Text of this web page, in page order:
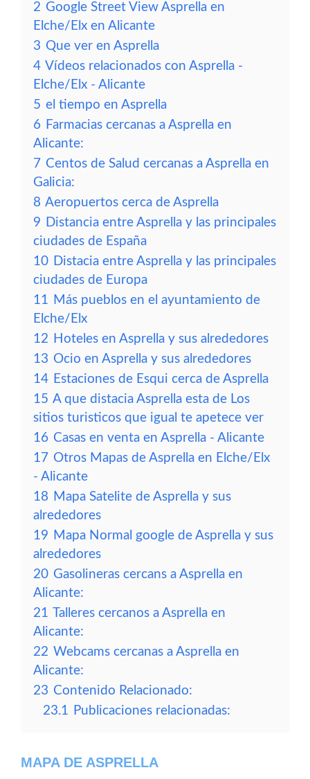
2 Google Street View Asprella en
Elche/Elx en Alicante
3 Que ver en Asprella
4 Vídeos relacionados con Asprella -
Elche/Elx - Alicante
5 el tiempo en Asprella
6 Farmacias cercanas a Asprella en
Alicante:
7 Centos de Salud cercanas a Asprella en
Galicia:
8 Aeropuertos cerca de Asprella
9 Distancia entre Asprella y las principales
ciudades de España
10 Distacia entre Asprella y las principales
ciudades de Europa
11 Más pueblos en el ayuntamiento de
Elche/Elx
12 Hoteles en Asprella y sus alrededores
13 Ocio en Asprella y sus alrededores
14 Estaciones de Esqui cerca de Asprella
15 A que distacia Asprella esta de Los
sitios turisticos que igual te apetece ver
16 Casas en venta en Asprella - Alicante
17 Otros Mapas de Asprella en Elche/Elx
- Alicante
18 Mapa Satelite de Asprella y sus
alrededores
19 Mapa Normal google de Asprella y sus
alrededores
20 Gasolineras cercans a Asprella en
Alicante:
21 Talleres cercanos a Asprella en
Alicante:
22 Webcams cercanas a Asprella en
Alicante:
23 Contenido Relacionado:
23.1 Publicaciones relacionadas:
MAPA DE ASPRELLA